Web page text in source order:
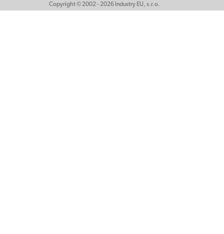
Copyright © 2002 - 2026 Industry EU, s.r.o.